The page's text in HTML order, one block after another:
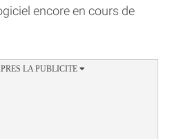
encore en cours de